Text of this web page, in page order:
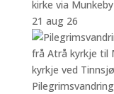
kirke via Munkeby
21 aug 26